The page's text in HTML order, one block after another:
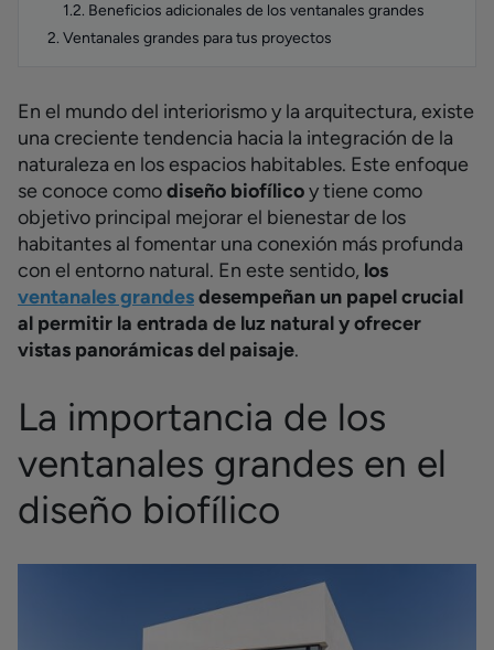
1.2. Beneficios adicionales de los ventanales grandes
2. Ventanales grandes para tus proyectos
En el mundo del interiorismo y la arquitectura, existe
una creciente tendencia hacia la integración de la
naturaleza en los espacios habitables. Este enfoque
se conoce comodiseño biofílicoy tiene como
objetivo principal mejorar el bienestar de los
habitantes al fomentar una conexión más profunda
con el entorno natural. En este sentido, los
ventanales grandesdesempeñan un papel crucial
al permitir la entrada de luz natural y ofrecer
vistas panorámicas del paisaje.
La importancia de los
ventanales grandes en el
diseño biofílico